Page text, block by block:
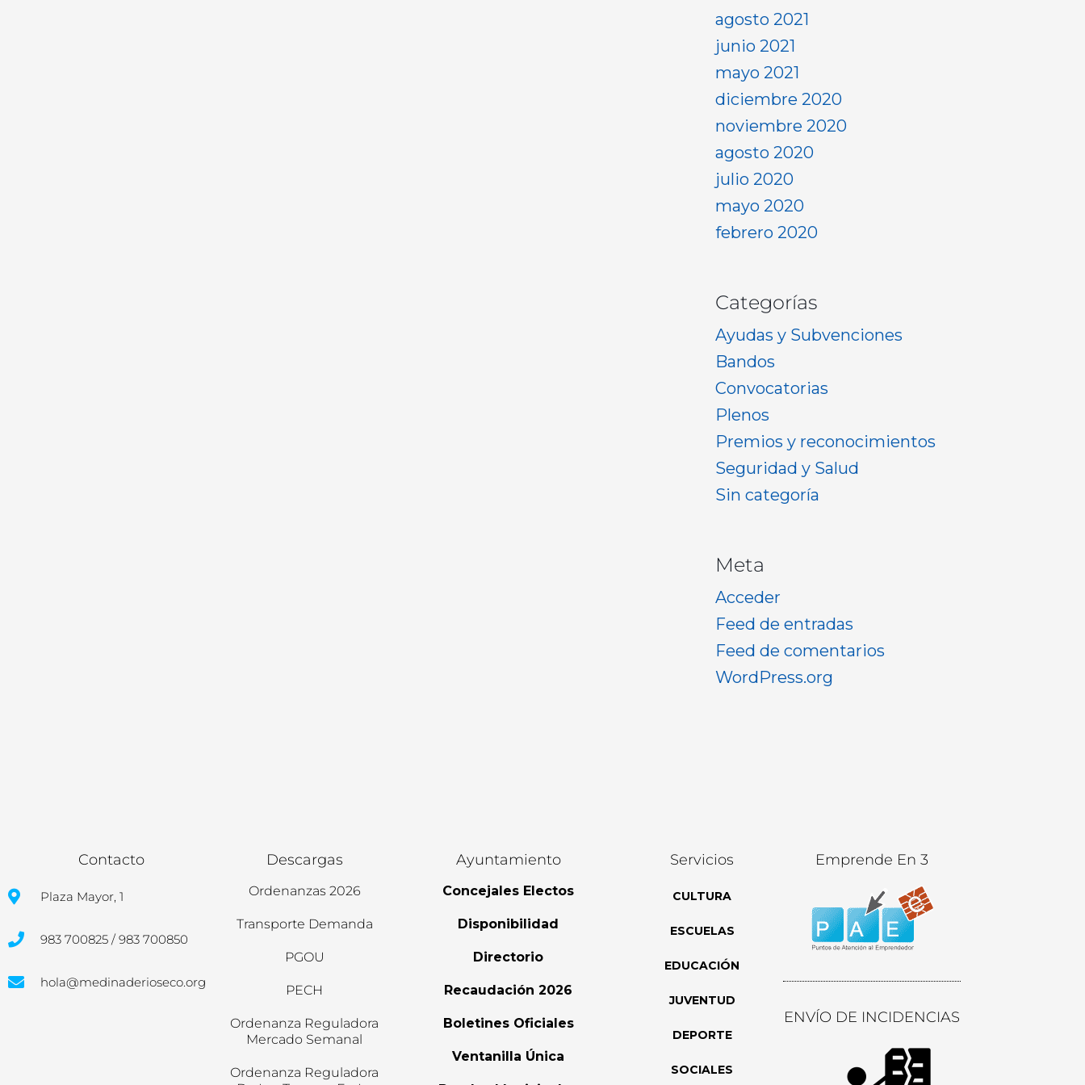
agosto 2021
junio 2021
mayo 2021
diciembre 2020
noviembre 2020
agosto 2020
julio 2020
mayo 2020
febrero 2020
Categorías
Ayudas y Subvenciones
Bandos
Convocatorias
Plenos
Premios y reconocimientos
Seguridad y Salud
Sin categoría
Meta
Acceder
Feed de entradas
Feed de comentarios
WordPress.org
Contacto
Plaza Mayor, 1
983 700825 / 983 700850
hola@medinaderioseco.org
Descargas
Ordenanzas 2026
Transporte Demanda
PGOU
PECH
Ordenanza Reguladora
Mercado Semanal
Ordenanza Reguladora
Ayuntamiento
Concejales Electos
Disponibilidad
Directorio
Recaudación 2026
Boletines Oficiales
Ventanilla Única
Servicios
CULTURA
ESCUELAS
EDUCACIÓN
JUVENTUD
DEPORTE
SOCIALES
Emprende En 3
ENVÍO DE INCIDENCIAS